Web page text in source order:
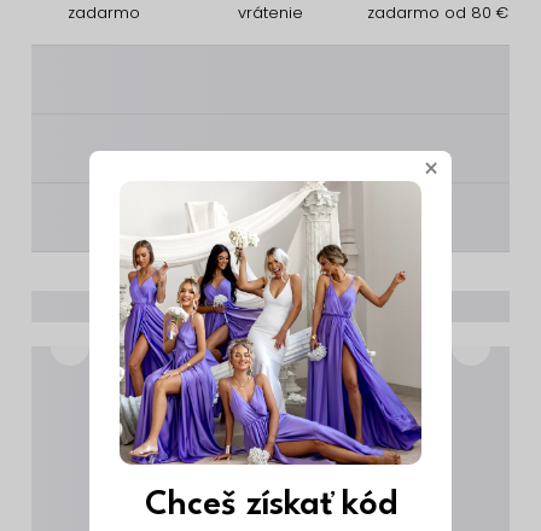
zadarmo
vrátenie
zadarmo od 80 €
________
×
Chceš získať kód